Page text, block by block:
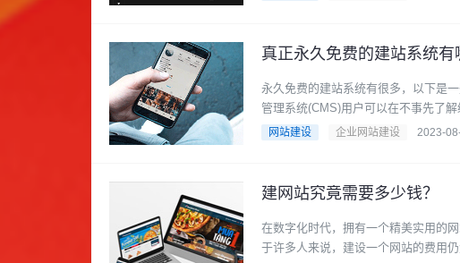
真正永久免费的建站系统
永久免费的建站系统有很多，以下是
管理系统(CMS)用户可以在不事先了
网站建设 企业网站建设 2023-
建网站究竟需要多少钱？
在数字化时代，拥有一个精美实用的
于许多人来说，建设一个网站的费用